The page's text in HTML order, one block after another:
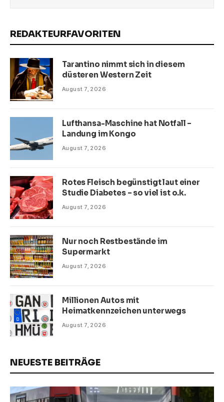
REDAKTEURFAVORITEN
Tarantino nimmt sich in diesem
düsteren Western Zeit
August 7, 2026
Lufthansa-Maschine hat Notfall –
Landung im Kongo
August 7, 2026
Rotes Fleisch begünstigt laut einer
Studie Diabetes – so viel ist o.k.
August 7, 2026
Nur noch Restbestände im
Supermarkt
August 7, 2026
Millionen Autos mit
Heimatkennzeichen unterwegs
August 7, 2026
NEUESTE BEITRÄGE